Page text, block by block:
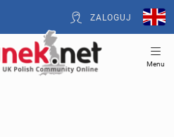
ZALOGUJ
Menu